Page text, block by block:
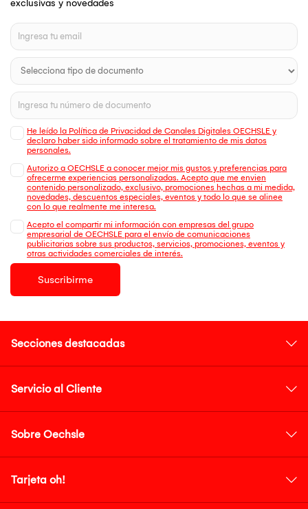
exclusivas y novedades
He leído la Política de Privacidad de Canales Digitales OECHSLE y
declaro haber sido informado sobre el tratamiento de mis datos
personales.
Autorizo a OECHSLE a conocer mejor mis gustos y preferencias para
ofrecerme experiencias personalizadas. Acepto que me envien
contenido personalizado, exclusivo, promociones hechas a mi medida,
novedades, descuentos especiales, eventos y todo lo que se alinee
con lo que realmente me interesa.
Acepto el compartir mi información con empresas del grupo
empresarial de OECHSLE para el envío de comunicaciones
publicitarias sobre sus productos, servicios, promociones, eventos y
otras actividades comerciales de interés.
Suscribirme
Secciones destacadas
Servicio al Cliente
Sobre Oechsle
Tarjeta oh!